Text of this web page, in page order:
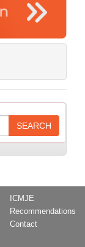
ICMJE
Recommendations
Contact